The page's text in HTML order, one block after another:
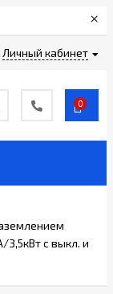
×
Личный кабинет
0
3,5кВт с выкл. и